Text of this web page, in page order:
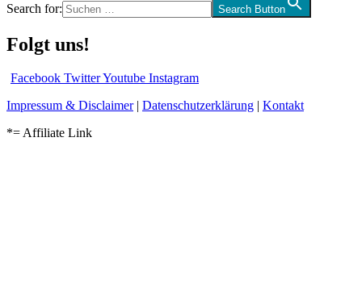
Search for: Search Button
Folgt uns!
Facebook TwitterYoutube Instagram
Impressum & Disclaimer| Datenschutzerklärung | Kontakt
*= Affiliate Link